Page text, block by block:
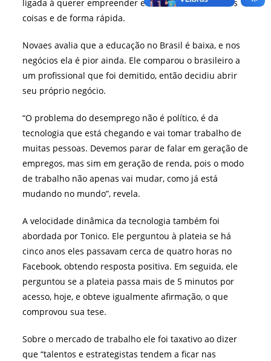
ligada à querer empreender e saber fazer diferentes
coisas e de forma rápida.
Novaes avalia que a educação no Brasil é baixa, e nos
negócios ela é pior ainda. Ele comparou o brasileiro a
um profissional que foi demitido, então decidiu abrir
seu próprio negócio.
“O problema do desemprego não é político, é da
tecnologia que está chegando e vai tomar trabalho de
muitas pessoas. Devemos parar de falar em geração de
empregos, mas sim em geração de renda, pois o modo
de trabalho não apenas vai mudar, como já está
mudando no mundo”, revela.
A velocidade dinâmica da tecnologia também foi
abordada por Tonico. Ele perguntou à plateia se há
cinco anos eles passavam cerca de quatro horas no
Facebook, obtendo resposta positiva. Em seguida, ele
perguntou se a plateia passa mais de 5 minutos por
acesso, hoje, e obteve igualmente afirmação, o que
comprovou sua tese.
Sobre o mercado de trabalho ele foi taxativo ao dizer
que “talentos e estrategistas tendem a ficar nas